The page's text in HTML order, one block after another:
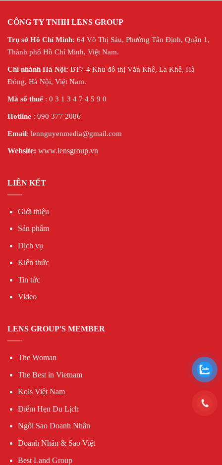
CÔNG TY TNHH LENS GROUP
Trụ sở Hồ Chí Minh: 64 Võ Thị Sáu, Phường Tân Định, Quận 1,
Thành phố Hồ Chí Minh, Việt Nam.
Chi nhánh Hà Nội: BT7-4 Khu đô thị Văn Khê, La Khê, Hà
Đông, Hà Nội, Việt Nam.
Mã số thuế: 0 3 1 3 4 7 4 5 9 0
Hotline : 090 377 2086
Email: lennguyenmedia@gmail.com
Website: www.lensgroup.vn
LIÊN KẾT
Giới thiệu
Sản phẩm
Dịch vụ
Kiến thức
Tin tức
Video
LENS GROUP'S MEMBER
The Woman
The Best in Vietnam
Kols Việt Nam
Điểm Hẹn Du Lịch
Ngôi Sao Doanh Nhân
Doanh Nhân & Sao Việt
Best Land Group